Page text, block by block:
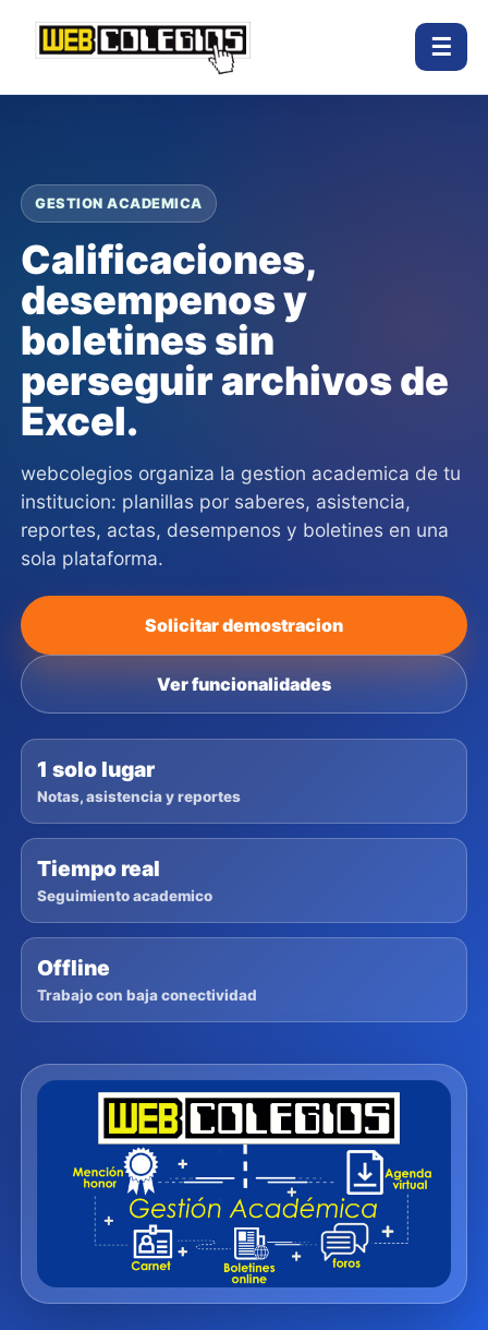
☰
GESTION ACADEMICA
Calificaciones,
desempenos y
boletines sin
perseguir archivos de
Excel.
webcolegios organiza la gestion academica de tu
institucion: planillas por saberes, asistencia,
reportes, actas, desempenos y boletines en una
sola plataforma.
Solicitar demostracion
Ver funcionalidades
1 solo lugar
Notas, asistencia y reportes
Tiempo real
Seguimiento academico
Offline
Trabajo con baja conectividad